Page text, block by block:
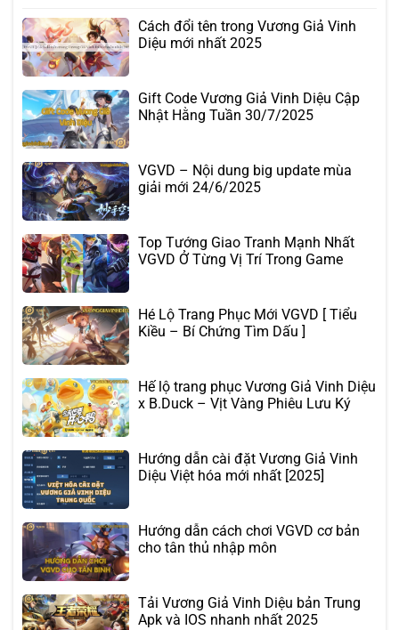
Cách đổi tên trong Vương Giả Vinh
Diệu mới nhất 2025
Gift Code Vương Giả Vinh Diệu Cập
Nhật Hằng Tuần 30/7/2025
VGVD – Nội dung big update mùa
giải mới 24/6/2025
Top Tướng Giao Tranh Mạnh Nhất
VGVD Ở Từng Vị Trí Trong Game
Hé Lộ Trang Phục Mới VGVD [ Tiểu
Kiều – Bí Chứng Tìm Dấu ]
Hế lộ trang phục Vương Giả Vinh Diệu
x B.Duck – Vịt Vàng Phiêu Lưu Ký
Hướng dẫn cài đặt Vương Giả Vinh
Diệu Việt hóa mới nhất [2025]
Hướng dẫn cách chơi VGVD cơ bản
cho tân thủ nhập môn
Tải Vương Giả Vinh Diệu bản Trung
Apk và IOS nhanh nhất 2025